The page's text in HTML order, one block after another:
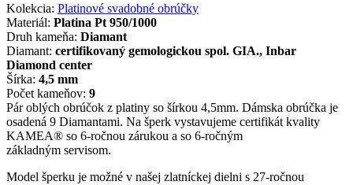
Kolekcia: Platinové svadobné obrúčky
Materiál: Platina Pt 950/1000
Druh kameňa: Diamant
Diamant: certifikovaný gemologickou spol. GIA., Inbar
Diamond center
Šírka: 4,5 mm
Počet kameňov: 9
Pár oblých obrúčok z platiny so šírkou 4,5mm. Dámska obrúčka je
osadená 9 Diamantami. Na šperk vystavujeme certifikát kvality
KAMEA® so 6-ročnou zárukou a so 6-ročným
základným servisom.
Model šperku je možné v našej zlatníckej dielni s 27-ročnou